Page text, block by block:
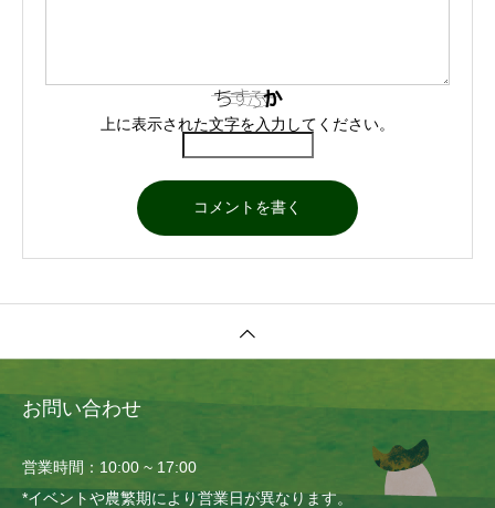
上に表示された文字を入力してください。
お問い合わせ
営業時間：10:00 ~ 17:00
*イベントや農繁期により営業日が異なります。